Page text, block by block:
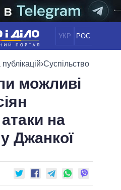
УКР РОС
ПОЛІТИКА
ЕКОНОМІКА
СУСПІЛЬСТВО
›Суспільство
можливі
на
Джанкої